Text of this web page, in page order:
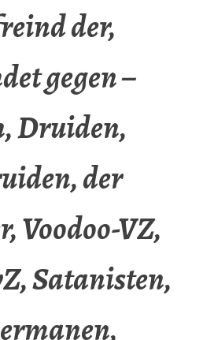
der,
gegen –
Druiden,
der
Voodoo-VZ,
Satanisten,